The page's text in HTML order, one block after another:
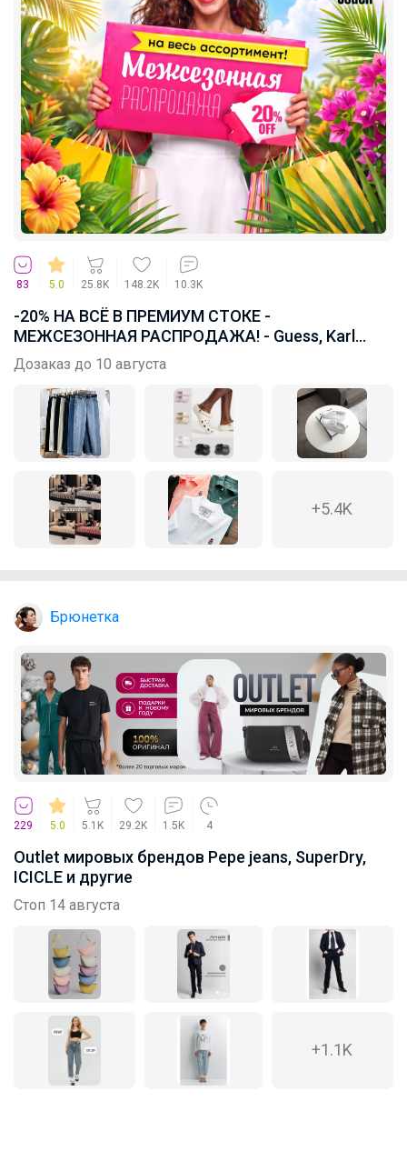
83 5.0 25.8K 148.2K 10.3K
-20% НА ВСЁ В ПРЕМИУМ СТОКЕ -
МЕЖСЕЗОННАЯ РАСПРОДАЖА! - Guess, Karl
Lagerfeld, Tommy Hilfiger, RL, Calvin Klein, DKNY
Дозаказ до 10 августа
+5.4K
Брюнетка
229 5.0 5.1K 29.2K 1.5K 4
Outlet мировых брендов Pepe jeans, SuperDry,
ICICLE и другие
Стоп 14 августа
+1.1K